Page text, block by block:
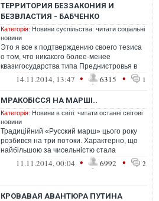
ТЕРРИТОРИЯ БЕЗЗАКОНИЯ И
БЕЗВЛАСТИЯ - БАБЧЕНКО
Категорія: Новини суспільства: читати соціальні
новини
Это я все к подтверждению своего тезиса
о том, что никакого более-менее
квазигосударства типа Преднистровья в
ДНРне будет. А будет Чечня образца 98-
14.11.2014, 13:47 • 6315 • 1
МРАКОБІССЯ НА МАРШІ..
Категорія: Новини в світі: читати останні світові
новини
Традиційний «Русский марш» цього року
розбився на три потоки. Характерно, що
найбільшою за чисельністю стала
демонстрація на центральній м...
11.11.2014, 00:04 • 6992 • 2
КРОВАВАЯ АВАНТЮРА ПУТИНА